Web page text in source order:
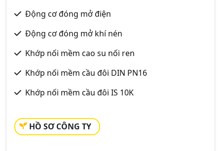
Động cơ đóng mở điện
Động cơ đóng mở khí nén
Khớp nối mềm cao su nối ren
Khớp nối mềm cầu đôi DIN PN16
Khớp nối mềm cầu đôi IS 10K
HỒ SƠ CÔNG TY